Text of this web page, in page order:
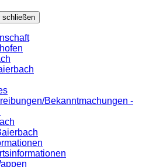
schließen
Bekanntmachungen -